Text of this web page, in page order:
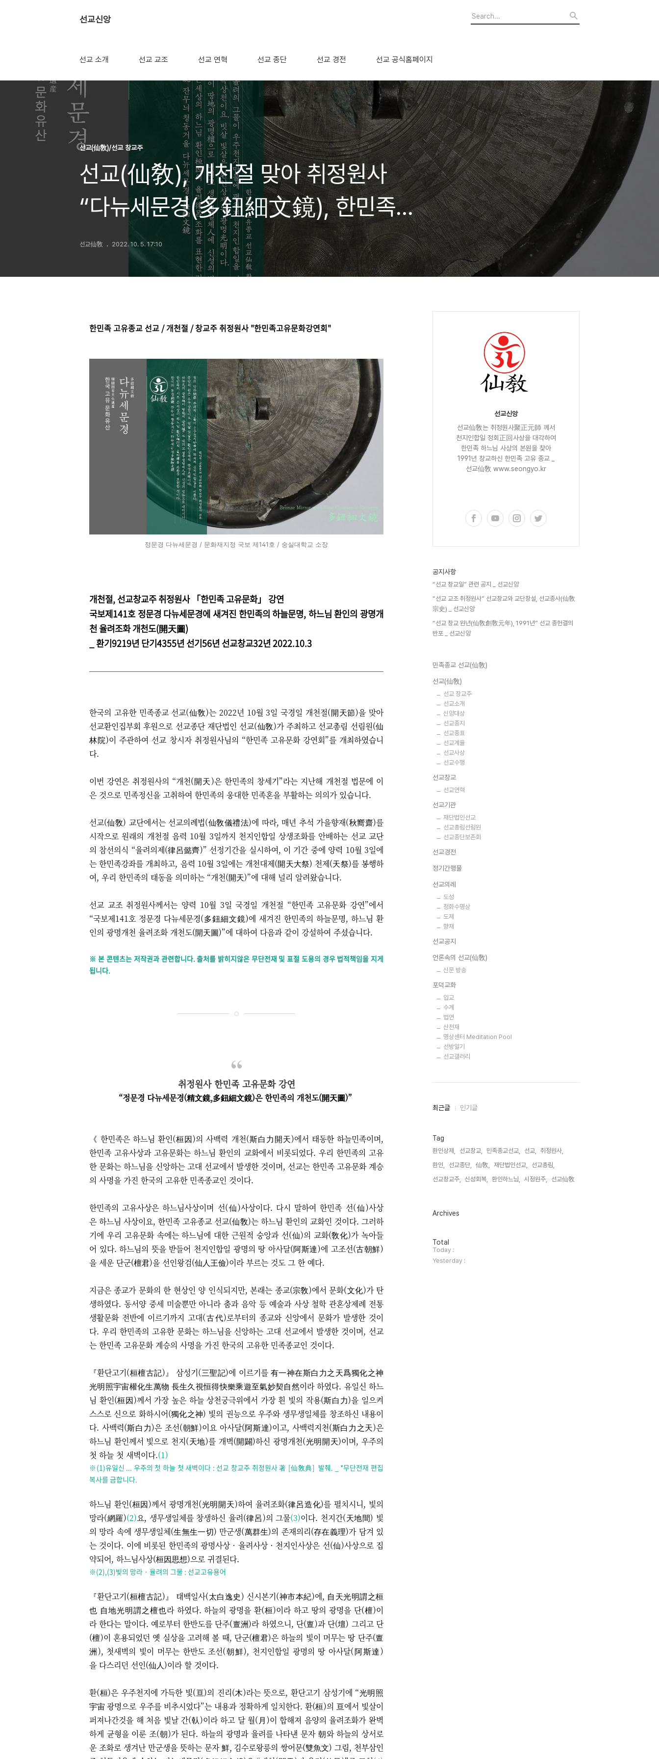
선교신앙
선교 소개 선교 교조 선교 연혁 선교 종단 선교 경전 선교 공식홈페이지
선교(仙敎)/선교 창교주
선교(仙敎), 개천절 맞아 취정원사
“다뉴세문경(多鈕細文鏡), 한민족
개천도(開天圖)” 한민족 고유문화
강연회 개최
선교仙敎 2022. 10. 5. 17:10
한민족 고유종교 선교 / 개천절 / 창교주 취정원사 "한민족고유문화강연회"
정문경 다뉴세문경 / 문화재지정 국보 제141호 / 숭실대학교 소장
개천절, 선교창교주 취정원사 「한민족 고유문화」 강연
국보제141호 정문경 다뉴세문경에 새겨진 한민족의 하늘문명,하느님 환인의 광명개
천 율려조화 개천도(開天圖)
_ 환기9219년 단기4355년 선기56년 선교창교32년 2022.10.3
한국의 고유한 민족종교 선교(仙敎)는 2022년 10월 3일 국경일 개천절(開天節)을 맞아
선교환인집부회 후원으로 선교종단 재단법인 선교(仙敎)가 주최하고 선교총림 선림원(仙
林院)이 주관하여 선교 창시자 취정원사님의 “한민족 고유문화 강연회”를 개최하였습니
다.
이번 강연은 취정원사의 “개천(開天)은 한민족의 창세기”라는 지난해 개천절 법문에 이
은 것으로 민족정신을 고취하여 한민족의 웅대한 민족혼을 부활하는 의의가 있습니다.
선교(仙敎) 교단에서는 선교의례법(仙敎儀禮法)에 따라, 매년 추석 가을향재(秋嚮齋)를
시작으로 원래의 개천절 음력 10월 3일까지 천지인합일 상생조화를 안배하는 선교 교단
의 참선의식 “율려의제(律呂懿齊)” 선정기간을 실시하여, 이 기간 중에 양력 10월 3일에
는 한민족강좌를 개최하고, 음력 10월 3일에는 개천대제(開天大祭) 천제(天祭)를 봉행하
여, 우리 한민족의 태동을 의미하는 “개천(開天)”에 대해 널리 알려왔습니다.
선교 교조 취정원사께서는 양력 10월 3일 국경일 개천절 “한민족 고유문화 강연”에서
“국보제141호 정문경 다뉴세문경(多鈕細文鏡)에 새겨진 한민족의 하늘문명, 하느님 환
인의 광명개천 율려조화 개천도(開天圖)”에 대하여 다음과 같이 강설하여 주셨습니다.
※ 본 콘텐츠는 저작권과 관련합니다. 출처를 밝히지않은 무단전재 및 표절 도용의 경우 법적책임을 지게
됩니다.
취정원사 한민족 고유문화 강연
“정문경 다뉴세문경(精文鏡,多鈕細文鏡)은 한민족의 개천도(開天圖)”
《 한민족은 하느님 환인(桓因)의 사백력 개천(斯白力開天)에서 태동한 하늘민족이며,
한민족 고유사상과 고유문화는 하느님 환인의 교화에서 비롯되었다. 우리 한민족의 고유
한 문화는 하느님을 신앙하는 고대 선교에서 발생한 것이며, 선교는 한민족 고유문화 계승
의 사명을 가진 한국의 고유한 민족종교인 것이다.
한민족의 고유사상은 하느님사상이며 선(仙)사상이다. 다시 말하여 한민족 선(仙)사상
은 하느님 사상이요, 한민족 고유종교 선교(仙敎)는 하느님 환인의 교화인 것이다. 그러하
기에 우리 고유문화 속에는 하느님에 대한 근원적 숭앙과 선(仙)의 교화(敎化)가 녹아들
어 있다. 하느님의 뜻을 받들어 천지인합일 광명의 땅 아사달(阿斯達)에 고조선(古朝鮮)
을 세운 단군(檀君)을 선인왕검(仙人王儉)이라 부르는 것도 그 한 예다.
지금은 종교가 문화의 한 현상인 양 인식되지만, 본래는 종교(宗敎)에서 문화(文化)가 탄
생하였다. 동서양 중세 미술뿐만 아니라 춤과 음악 등 예술과 사상 철학 관혼상제례 전통
생활문화 전반에 이르기까지 고대(古代)로부터의 종교와 신앙에서 문화가 발생한 것이
다. 우리 한민족의 고유한 문화는 하느님을 신앙하는 고대 선교에서 발생한 것이며, 선교
는 한민족 고유문화 계승의 사명을 가진 한국의 고유한 민족종교인 것이다.
『환단고기(桓檀古記)』 삼성기(三聖記)에 이르기를 有一神在斯白力之天爲獨化之神
光明照宇宙權化生萬物 長生久視恒得快樂乘遊至氣妙契自然이라 하였다. 유일신 하느
님 환인(桓因)께서 가장 높은 하늘 상천궁극위에서 가장 흰 빛의 작용(斯白力)을 일으켜
스스로 신으로 화하시어(獨化之神) 빛의 권능으로 우주와 생무생일체를 창조하신 내용이
다. 사백력(斯白力)은 조선(朝鮮)이요 아사달(阿斯達)이고, 사백력지천(斯白力之天)은
하느님 환인께서 빛으로 천지(天地)를 개벽(開闢)하신 광명개천(光明開天)이며, 우주의
첫 하늘 첫 새벽이다.(1)
※ (1)유일신 ... 우주의 첫 하늘 첫 새벽이다 : 선교 창교주 취정원사 著 [仙敎典] 발췌. _ *무단전재 편집
복사를 금합니다.
하느님 환인(桓因)께서 광명개천(光明開天)하여 율려조화(律呂造化)를 펼치시니, 빛의
망라(網羅)(2)요, 생무생일체를 창생하신 율려(律呂)의 그물(3)이다. 천지간(天地間) 빛
의 망라 속에 생무생일체(生無生一切) 만군생(萬群生)의 존재의리(存在義理)가 담겨 있
는 것이다. 이에 비롯된 한민족의 광명사상 · 율려사상 · 천지인사상은 선(仙)사상으로 집
약되어, 하느님사상(桓因思想)으로 귀결된다.
※(2),(3)빛의 망라 · 율려의 그물 : 선교고유용어
『환단고기(桓檀古記)』 태백일사(太白逸史) 신시본기(神市本紀)에, 自天光明謂之桓
也 自地光明謂之檀也라 하였다. 하늘의 광명을 환(桓)이라 하고 땅의 광명을 단(檀)이
라 한다는 말이다. 예로부터 한반도를 단주(亶洲)라 하였으니, 단(亶)과 단(壇) 그리고 단
(檀)이 혼용되었던 옛 실상을 고려해 볼 때, 단군(檀君)은 하늘의 빛이 머무는 땅 단주(亶
洲), 첫새벽의 빛이 머무는 한반도 조선(朝鮮), 천지인합일 광명의 땅 아사달(阿斯達)
을 다스리던 선인(仙人)이라 할 것이다.
환(桓)은 우주천지에 가득한 빛(亘)의 진리(木)라는 뜻으로, 환단고기 삼성기에 “光明照
宇宙 광명으로 우주를 비추시었다”는 내용과 정확하게 일치한다. 환(桓)의 亘에서 빛살이
퍼져나간것을 해 처음 빛날 간(倝)이라 하고 달 월(月)이 합해져 음양의 율려조화가 완벽
하게 균형을 이룬 조(朝)가 된다. 하늘의 광명과 율려를 나타낸 문자 朝와 하늘의 상서로
운 조화로 생겨난 만군생을 뜻하는 문자 鮮, 김수로왕릉의 쌍어문(雙魚文) 그림, 천부삼인
선교신앙
선교仙敎는 취정원사聚正元師 께서
천지인합일 정회正回사상을 대각하여
한민족 하느님 사상의 본원을 찾아
1991년 창교하신 한민족 고유 종교 _
선교仙敎 www.seongyo.kr
공지사항
“선교 창교일” 관련 공지 _ 선교신앙
“선교 교조 취정원사” 선교창교와 교단창설, 선교종사(仙敎
宗史) _ 선교신앙
“선교 창교 원년(仙敎創敎元年), 1991년” 선교 종헌결의
반포 _ 선교신앙
민족종교 선교(仙敎)
선교(仙敎)
선교 창교주
선교소개
신앙대상
선교종지
선교종표
선교계율
선교사상
선교수행
선교창교
선교연혁
선교기관
재단법인선교
선교총림선림원
선교종단보존회
선교경전
정기간행물
선교의례
도성
정화수명상
도제
향재
선교공지
언론속의 선교(仙敎)
신문 방송
포덕교화
입교
수계
법연
산천재
명상센터 Meditation Pool
선방일기
선교갤러리
최
인
글
최근글 인기글
Tag
환인상제, 선교창교, 민족종교선교, 선교,
취정원사,
환인,
선교종단, 仙敎, 재단법인선교,
선교총림,
선교창교주,
신성회복, 환인하느님, 시정원주, 선교仙敎,
Archives
방
문
자
수
Total
Today :
Yesterday :